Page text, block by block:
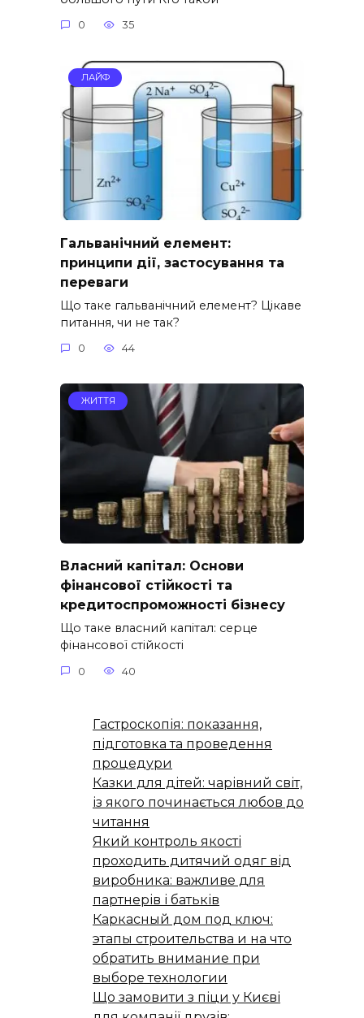
0 35
ЛАЙФ
Гальванічний елемент:
принципи дії, застосування та
переваги
Що таке гальванічний елемент? Цікаве
питання, чи не так?
0 44
ЖИТТЯ
Власний капітал: Основи
фінансової стійкості та
кредитоспроможності бізнесу
Що таке власний капітал: серце
фінансової стійкості
0 40
Гастроскопія: показання,
підготовка та проведення
процедури
Казки для дітей: чарівний світ,
із якого починається любов до
читання
Який контроль якості
проходить дитячий одяг від
виробника: важливе для
партнерів і батьків
Каркасный дом под ключ:
этапы строительства и на что
обратить внимание при
выборе технологии
Що замовити з піци у Києві